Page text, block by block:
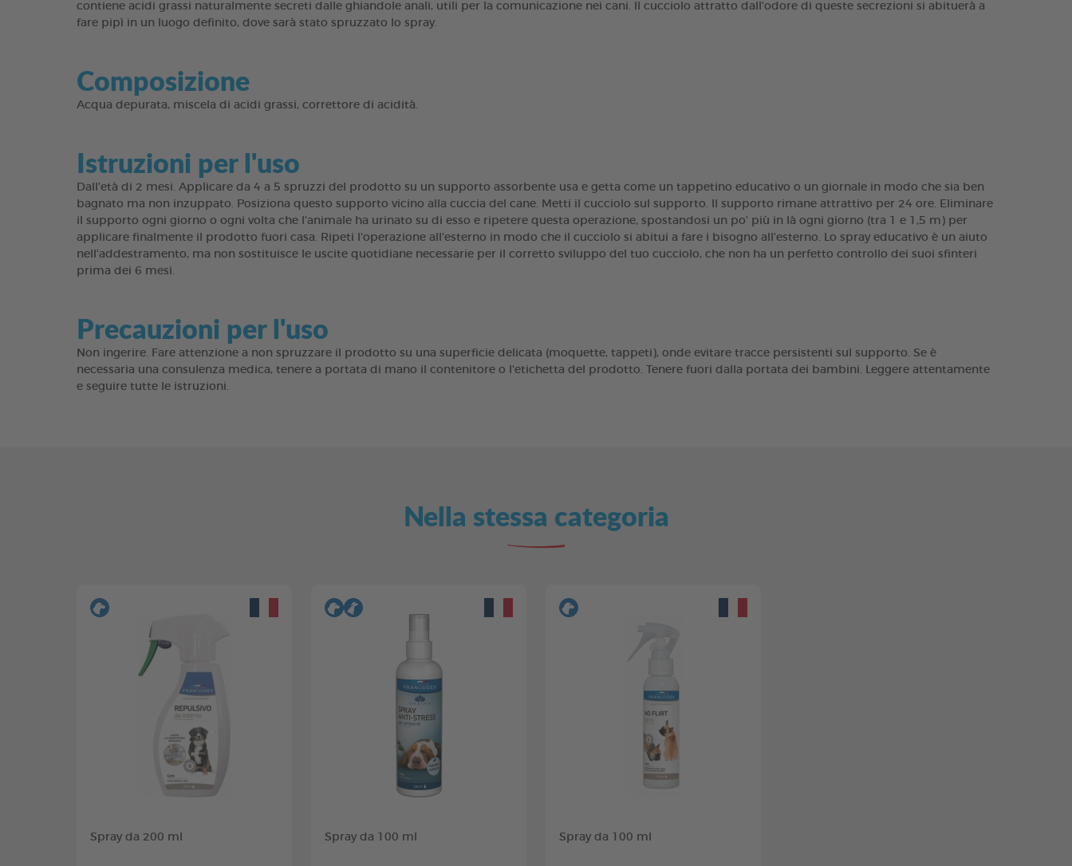
contiene acidi grassi naturalmente secreti dalle ghiandole anali, utili per la comunicazione nei cani. Il cucciolo attratto dall'odore di queste secrezioni si abituerà a
fare pipì in un luogo definito, dove sarà stato spruzzato lo spray.
Composizione
Acqua depurata, miscela di acidi grassi, correttore di acidità.
Istruzioni per l'uso
Dall'età di 2 mesi. Applicare da 4 a 5 spruzzi del prodotto su un supporto assorbente usa e getta come un tappetino educativo o un giornale in modo che sia ben
bagnato ma non inzuppato. Posiziona questo supporto vicino alla cuccia del cane. Metti il ​​cucciolo sul supporto. Il supporto rimane attrattivo per 24 ore. Eliminare
il supporto ogni giorno o ogni volta che l'animale ha urinato su di esso e ripetere questa operazione, spostandosi un po' più in là ogni giorno (tra 1 e 1,5 m) per
applicare finalmente il prodotto fuori casa. Ripeti l'operazione all'esterno in modo che il cucciolo si abitui a fare i bisogno all'esterno. Lo spray educativo è un aiuto
nell'addestramento, ma non sostituisce le uscite quotidiane necessarie per il corretto sviluppo del tuo cucciolo, che non ha un perfetto controllo dei suoi sfinteri
prima dei 6 mesi.
Precauzioni per l'uso
Non ingerire. Fare attenzione a non spruzzare il prodotto su una superficie delicata (moquette, tappeti), onde evitare tracce persistenti sul supporto. Se è
necessaria una consulenza medica, tenere a portata di mano il contenitore o l'etichetta del prodotto. Tenere fuori dalla portata dei bambini. Leggere attentamente
e seguire tutte le istruzioni.
Nella stessa categoria
Spray da 200 ml Spray da 100 ml Spray da 100 ml